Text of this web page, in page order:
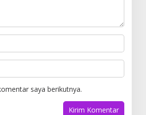
saya berikutnya.